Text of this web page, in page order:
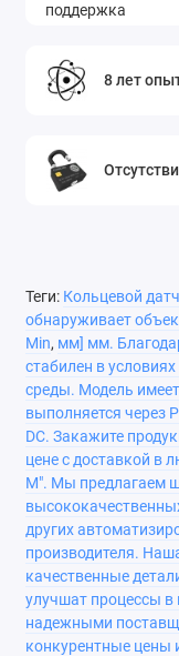
8 лет
Теги: Кольцевой
обнаруживает
Min, мм] мм.
стабилен в
среды. Модель
выполняется через
DC. Закажите
цене с доставкой в
М". Мы предлагаем
других
производителя.
качественные
улучшат процессы
надежными
конкурентные цены